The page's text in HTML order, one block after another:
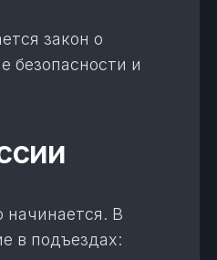
закон о
безопасности и
начинается. В
в подъездах: